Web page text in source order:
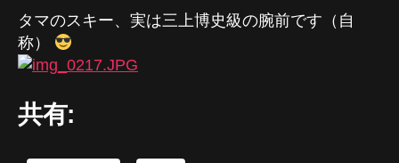
タマのスキー、実は三上博史級の腕前です（自
称）
共有: